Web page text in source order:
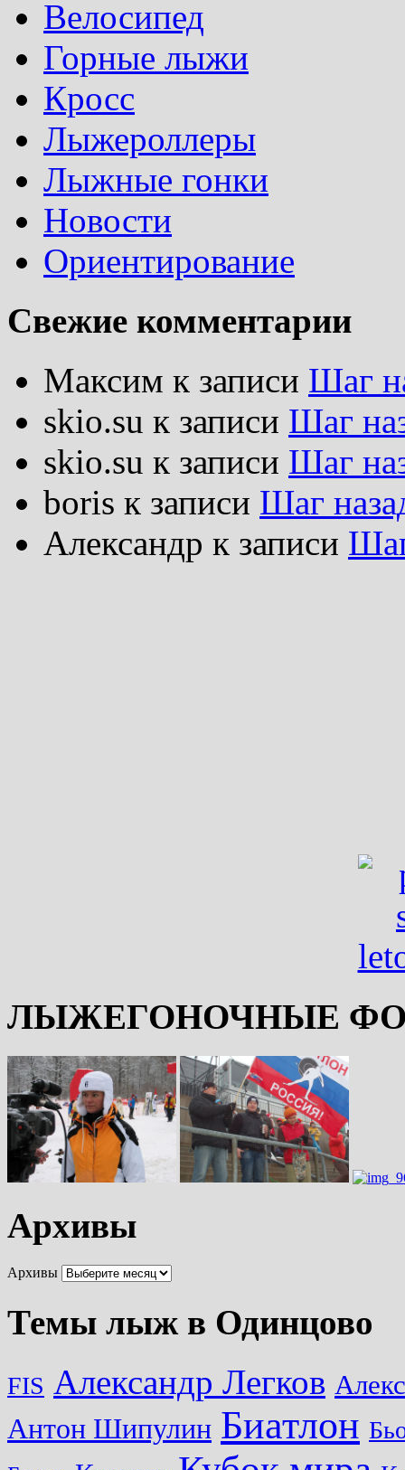
Велосипед
Горные лыжи
Кросс
Лыжероллеры
Лыжные гонки
Новости
Ориентирование
Свежие комментарии
Максим к записи Шаг
skio.su к записи Шаг
skio.su к записи Шаг
boris к записи Шаг
Александр к записи
ЛЫЖЕГОНОЧНЫЕ
Архивы
Архивы
Темы лыж в Одинцово
FIS Александр Легков
Антон Шипулин Биатлон